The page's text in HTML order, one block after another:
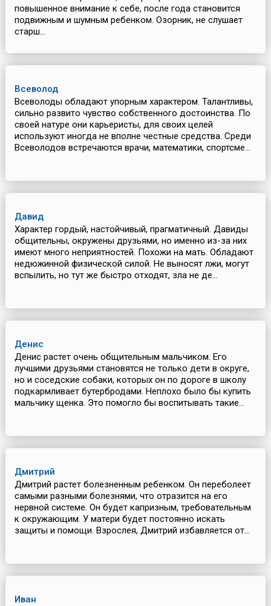
повышенное внимание к себе, после года становится
подвижным и шумным ребенком. Озорник, не слушает
старш...
Всеволод
Всеволоды обладают упорным характером. Талантливы,
сильно развито чувство собственного достоинства. По
своей натуре они карьеристы, для своих целей
используют иногда не вполне честные средства. Среди
Всеволодов встречаются врачи, математики, спортсме...
Давид
Характер гордый, настойчивый, прагматичный. Давиды
общительны, окружены друзьями, но именно из-за них
имеют много неприятностей. Похожи на мать. Обладают
недюжинной физической силой. Не выносят лжи, могут
вспылить, но тут же быстро отходят, зла не де...
Денис
Денис растет очень общительным мальчиком. Его
лучшими друзьями становятся не только дети в округе,
но и соседские собаки, которых он по дороге в школу
подкармливает бутербродами. Неплохо было бы купить
мальчику щенка. Это помогло бы воспитывать такие...
Дмитрий
Дмитрий растет болезненным ребенком. Он переболеет
самыми разными болезнями, что отразится на его
нервной системе. Он будет капризным, требовательным
к окружающим. У матери будет постоянно искать
защиты и помощи. Взрослея, Дмитрий избавляется от...
Иван